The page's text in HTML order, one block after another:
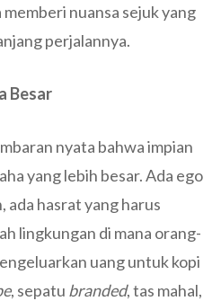
nuansa sejuk yang
perjalannya.
Besar
nyata bahwa impian
yang lebih besar. Ada ego
ada hasrat yang harus
lingkungan di mana orang-
uang untuk kopi
, sepatu branded, tas mahal,